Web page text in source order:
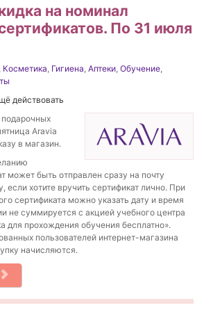
на номинал
По 31 июля
Косметика Гигиена Аптеки Обучение
действовать
Aravia
в магазин.
может быть отправлен сразу на почту
если хотите вручить сертификат лично. При
сертификата можно указать дату и время
не суммируется с акцией учебного центра
для прохождения обучения бесплатно».
пользователей интернет-магазина
начисляются.